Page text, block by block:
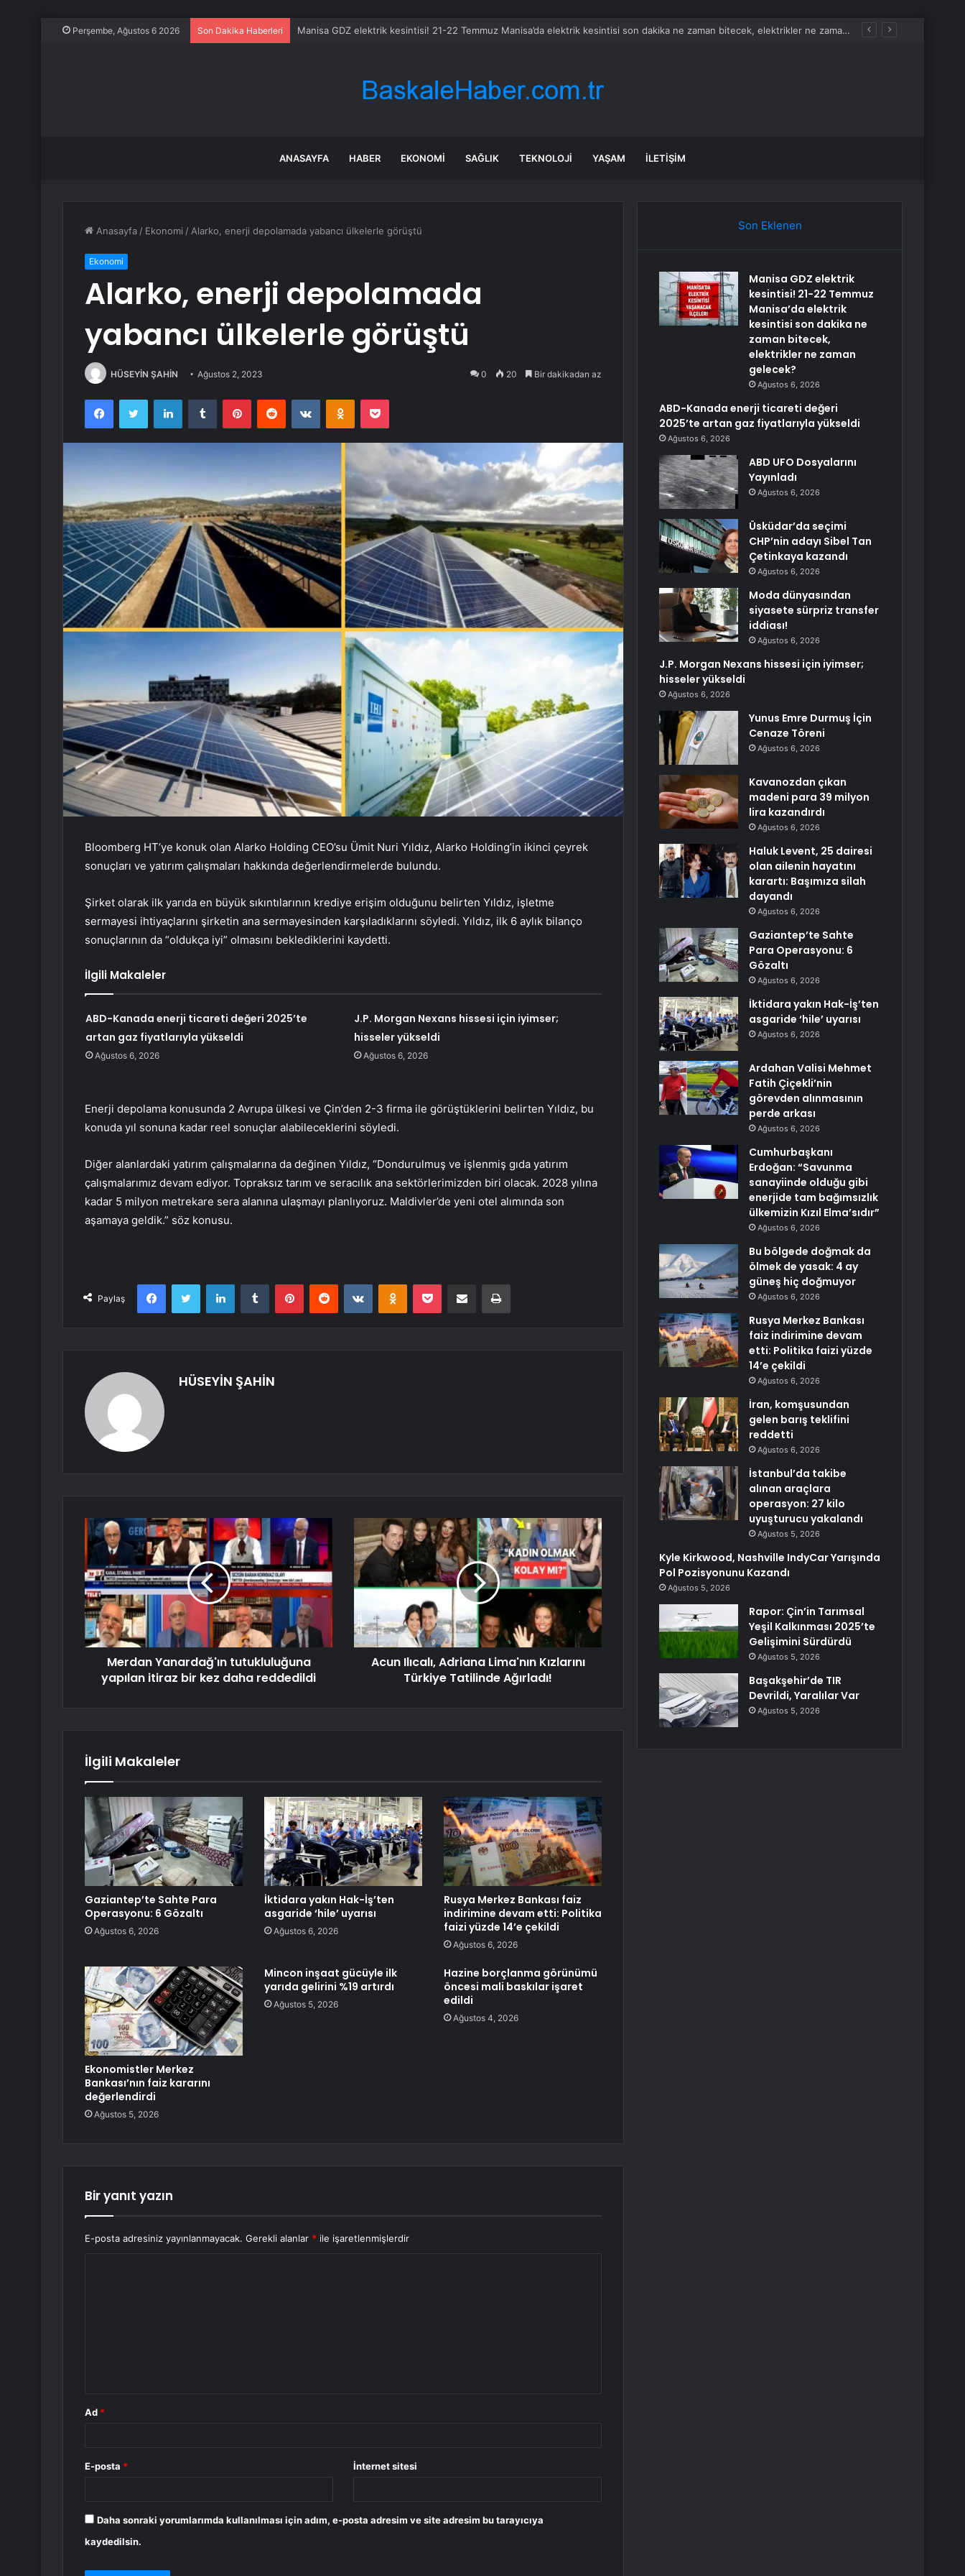
Perşembe, Ağustos 6 2026 Son Dakika Haberleri ABD-Kanada enerji ticareti değeri 2025’te artan gaz fiyatlarıyla yükseldi
ANASAYFA HABER EKONOMI SAĞLIK TEKNOLOJI YAŞAM İLETIŞIM
Anasayfa / Ekonomi / Alarko, enerji depolamada yabancı ülkelerle görüştü
Ekonomi
Alarko, enerji depolamada
yabancı ülkelerle görüştü
HÜSEYİN ŞAHİN Ağustos 2, 2023 0 20 Bir dakikadan az
FacebookTwitter LinkedInTumblr PinterestReddit VKontakteOdnoklassniki
Pocket
Bloomberg HT’ye konuk olan Alarko Holding CEO’su Ümit Nuri Yıldız, Alarko Holding’in ikinci çeyrek
sonuçları ve yatırım çalışmaları hakkında değerlendirmelerde bulundu.
Şirket olarak ilk yarıda en büyük sıkıntılarının krediye erişim olduğunu belirten Yıldız, işletme
sermayesi ihtiyaçlarını şirketin ana sermayesinden karşıladıklarını söyledi. Yıldız, ilk 6 aylık bilanço
sonuçlarının da “oldukça iyi” olmasını beklediklerini kaydetti.
İlgili Makaleler
ABD-Kanada enerji ticareti değeri 2025’te
artan gaz fiyatlarıyla yükseldi
Ağustos 6, 2026
J.P. Morgan Nexans hissesi için iyimser;
hisseler yükseldi
Ağustos 6, 2026
Enerji depolama konusunda 2 Avrupa ülkesi ve Çin’den 2-3 firma ile görüştüklerini belirten Yıldız, bu
konuda yıl sonuna kadar reel sonuçlar alabileceklerini söyledi.
Diğer alanlardaki yatırım çalışmalarına da değinen Yıldız, “Dondurulmuş ve işlenmiş gıda yatırım
çalışmalarımız devam ediyor. Topraksız tarım ve seracılık ana sektörlerimizden biri olacak. 2028 yılına
kadar 5 milyon metrekare sera alanına ulaşmayı planlıyoruz. Maldivler’de yeni otel alımında son
aşamaya geldik.” söz konusu.
Paylaş
FacebookTwitter LinkedInTumblr PinterestReddit VKontakteOdnoklassniki
Pocket E-Posta ile paylaş Yazdır
HÜSEYİN ŞAHİN
Merdan Yanardağ'ın tutukluluğuna
yapılan itiraz bir kez daha reddedildi
Acun Ilıcalı, Adriana Lima'nın Kızlarını
Türkiye Tatilinde Ağırladı!
İlgili Makaleler
Gaziantep’te Sahte Para
Operasyonu: 6 Gözaltı
Ağustos 6, 2026
İktidara yakın Hak-İş’ten
asgaride ‘hile’ uyarısı
Ağustos 6, 2026
Rusya Merkez Bankası faiz
indirimine devam etti: Politika
faizi yüzde 14’e çekildi
Ağustos 6, 2026
Ekonomistler Merkez
Bankası’nın faiz kararını
değerlendirdi
Ağustos 5, 2026
Mincon inşaat gücüyle ilk
yarıda gelirini %19 artırdı
Ağustos 5, 2026
Hazine borçlanma görünümü
öncesi mali baskılar işaret
edildi
Ağustos 4, 2026
Bir yanıt yazın
E-posta adresiniz yayınlanmayacak. Gerekli alanlar * ile işaretlenmişlerdir
Ad *
E-posta * İnternet sitesi
Daha sonraki yorumlarımda kullanılması için adım, e-posta adresim ve site adresim bu tarayıcıya
kaydedilsin.
Son Eklenen
Manisa GDZ elektrik
kesintisi! 21-22 Temmuz
Manisa’da elektrik
kesintisi son dakika ne
zaman bitecek,
elektrikler ne zaman
gelecek?
Ağustos 6, 2026
ABD-Kanada enerji ticareti değeri
2025’te artan gaz fiyatlarıyla yükseldi
Ağustos 6, 2026
ABD UFO Dosyalarını
Yayınladı
Ağustos 6, 2026
Üsküdar’da seçimi
CHP’nin adayı Sibel Tan
Çetinkaya kazandı
Ağustos 6, 2026
Moda dünyasından
siyasete sürpriz transfer
iddiası!
Ağustos 6, 2026
J.P. Morgan Nexans hissesi için iyimser;
hisseler yükseldi
Ağustos 6, 2026
Yunus Emre Durmuş İçin
Cenaze Töreni
Ağustos 6, 2026
Kavanozdan çıkan
madeni para 39 milyon
lira kazandırdı
Ağustos 6, 2026
Haluk Levent, 25 dairesi
olan ailenin hayatını
karartı: Başımıza silah
dayandı
Ağustos 6, 2026
Gaziantep’te Sahte
Para Operasyonu: 6
Gözaltı
Ağustos 6, 2026
İktidara yakın Hak-İş’ten
asgaride ‘hile’ uyarısı
Ağustos 6, 2026
Ardahan Valisi Mehmet
Fatih Çiçekli’nin
görevden alınmasının
perde arkası
Ağustos 6, 2026
Cumhurbaşkanı
Erdoğan: “Savunma
sanayiinde olduğu gibi
enerjide tam bağımsızlık
ülkemizin Kızıl Elma’sıdır”
Ağustos 6, 2026
Bu bölgede doğmak da
ölmek de yasak: 4 ay
güneş hiç doğmuyor
Ağustos 6, 2026
Rusya Merkez Bankası
faiz indirimine devam
etti: Politika faizi yüzde
14’e çekildi
Ağustos 6, 2026
İran, komşusundan
gelen barış teklifini
reddetti
Ağustos 6, 2026
İstanbul’da takibe
alınan araçlara
operasyon: 27 kilo
uyuşturucu yakalandı
Ağustos 5, 2026
Kyle Kirkwood, Nashville IndyCar Yarışında
Pol Pozisyonunu Kazandı
Ağustos 5, 2026
Rapor: Çin’in Tarımsal
Yeşil Kalkınması 2025’te
Gelişimini Sürdürdü
Ağustos 5, 2026
Başakşehir’de TIR
Devrildi, Yaralılar Var
Ağustos 5, 2026